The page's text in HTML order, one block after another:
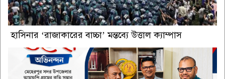
হাসিনার ‘রাজাকারের বাচ্চা’ মন্তব্যে উত্তাল ক্যাম্পাস